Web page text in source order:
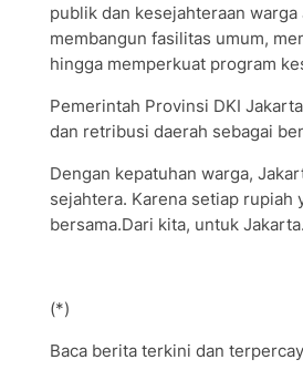
publik dan kesejahteraan
membangun fasilitas umum,
hingga memperkuat program
Pemerintah Provinsi DKI
dan retribusi daerah sebagai
Dengan kepatuhan warga,
sejahtera. Karena setiap rupiah
bersama.Dari kita, untuk Jakarta.
(*)
Baca berita terkini dan